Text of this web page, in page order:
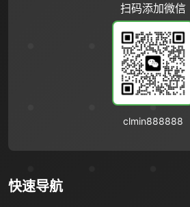
扫码添加微信
clmin888888
快速导航